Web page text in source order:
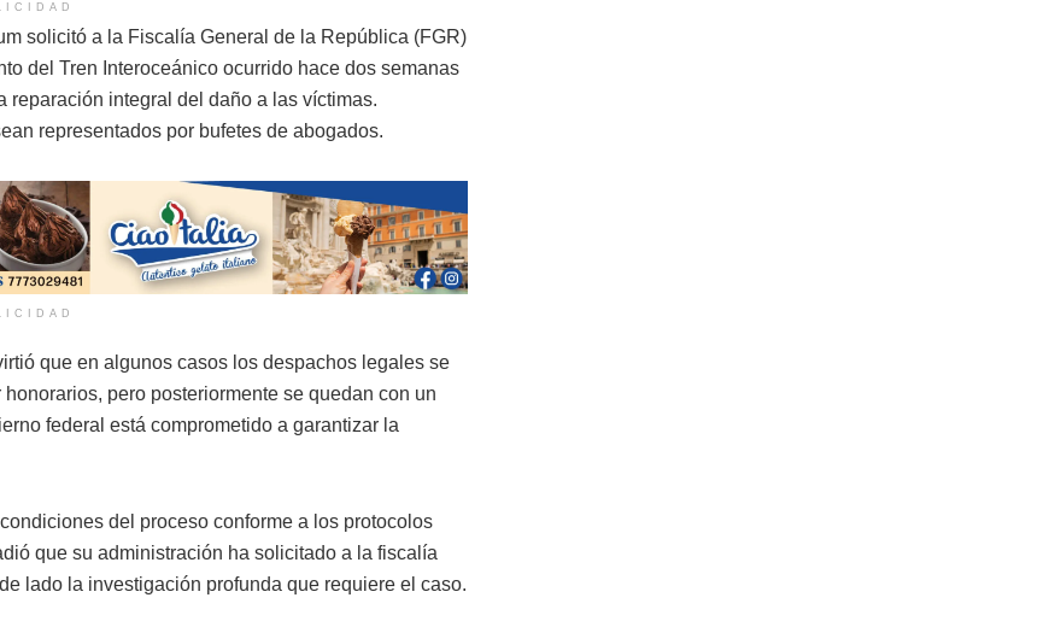
solicitó a la Fiscalía General de la República (FGR)
del Tren Interoceánico ocurrido hace dos semanas
reparación integral del daño a las víctimas.
representados por bufetes de abogados.
que en algunos casos los despachos legales se
pero posteriormente se quedan con un
federal está comprometido a garantizar la
del proceso conforme a los protocolos
que su administración ha solicitado a la fiscalía
lado la investigación profunda que requiere el caso.